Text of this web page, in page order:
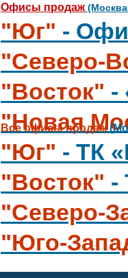
Офисы продаж(Москва
"Юг" -
"Северо-
"Восток" -
"Новая
"Юг" - ТК
"Восток" -
"Северо-
"Юго-
Все офисы продаж